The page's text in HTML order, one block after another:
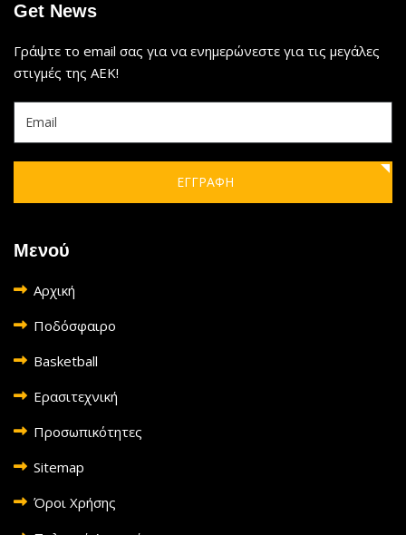
Get News
Γράψτε το email σας για να ενημερώνεστε για τις μεγάλες
στιγμές της ΑΕΚ!
ΕΓΓΡΑΦΗ
Μενού
Αρχική
Ποδόσφαιρο
Basketball
Ερασιτεχνική
Προσωπικότητες
Sitemap
Όροι Χρήσης